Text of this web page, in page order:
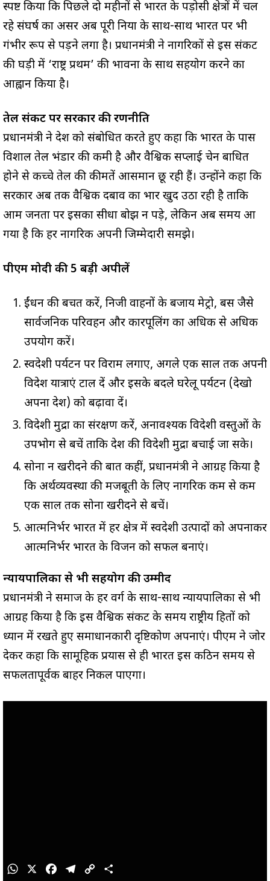
स्पष्ट किया कि पिछले दो महीनों से भारत के पड़ोसी क्षेत्रों में चल
रहे संघर्ष का असर अब पूरी दुनिया के साथ-साथ भारत पर भी
गंभीर रूप से पड़ने लगा है। प्रधानमंत्री ने नागरिकों से इस संकट
की घड़ी में ‘राष्ट्र प्रथम’ की भावना के साथ सहयोग करने का
आह्वान किया है।
तेल संकट पर सरकार की रणनीति
प्रधानमंत्री ने देश को संबोधित करते हुए कहा कि भारत के पास
विशाल तेल भंडार की कमी है और वैश्विक सप्लाई चेन बाधित
होने से कच्चे तेल की कीमतें आसमान छू रही हैं। उन्होंने कहा कि
सरकार अब तक वैश्विक दबाव का भार खुद उठा रही है ताकि
आम जनता पर इसका सीधा बोझ न पड़े, लेकिन अब समय आ
गया है कि हर नागरिक अपनी जिम्मेदारी समझे।
पीएम मोदी की 5 बड़ी अपीलें
ईंधन की बचत करें, निजी वाहनों के बजाय मेट्रो, बस जैसे
सार्वजनिक परिवहन और कारपूलिंग का अधिक से अधिक
उपयोग करें।
स्वदेशी पर्यटन पर विराम लगाए, अगले एक साल तक अपनी
विदेश यात्राएं टाल दें और इसके बदले घरेलू पर्यटन (देखो
अपना देश) को बढ़ावा दें।
विदेशी मुद्रा का संरक्षण करें, अनावश्यक विदेशी वस्तुओं के
उपभोग से बचें ताकि देश की विदेशी मुद्रा बचाई जा सके।
सोना न खरीदने की बात कहीं, प्रधानमंत्री ने आग्रह किया है
कि अर्थव्यवस्था की मजबूती के लिए नागरिक कम से कम
एक साल तक सोना खरीदने से बचें।
आत्मनिर्भर भारत में हर क्षेत्र में स्वदेशी उत्पादों को अपनाकर
आत्मनिर्भर भारत के विजन को सफल बनाएं।
न्यायपालिका से भी सहयोग की उम्मीद
प्रधानमंत्री ने समाज के हर वर्ग के साथ-साथ न्यायपालिका से भी
आग्रह किया है कि इस वैश्विक संकट के समय राष्ट्रीय हितों को
ध्यान में रखते हुए समाधानकारी दृष्टिकोण अपनाएं। पीएम ने जोर
देकर कहा कि सामूहिक प्रयास से ही भारत इस कठिन समय से
सफलतापूर्वक बाहर निकल पाएगा।
W